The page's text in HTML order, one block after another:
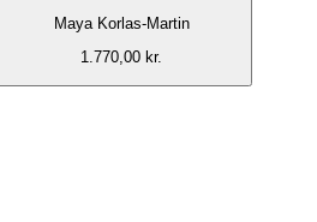
Maya Korlas-Martin
1.770,00 kr.